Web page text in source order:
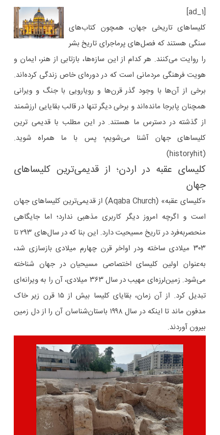
[ad_1]
کلیساهای تاریخی جهان، همچون کتاب‌های
سنگی هستند که فصل‌های پرماجرای تاریخ بشر
را روایت می‌کنند. هر کدام از این سازه‌ها، بازتابی از هنر، ایمان و
هویت فرهنگی مردمانی است که در دوره‌ای خاص زندگی کرده‌اند.
برخی از آن‌ها با وجود گذر قرن‌ها و رویارویی با جنگ و ویرانی
همچنان پابرجا مانده‌اند و برخی دیگر تنها در قالب بقایایی ارزشمند
از گذشته در دسترس ما هستند. در این مطلب با قدیمی ترین
کلیساهای جهان آشنا می‌شویم؛ پس با ما همراه شوید.
(historyhit)
کلیسای عقبه در اردن؛ از قدیمی‌ترین کلیساهای
جهان
«کلیسای عقبه» (Aqaba Church) از قدیمی‌ترین کلیساهای جهان
است و اگرچه امروز دیگر کاربری مذهبی ندارد؛ اما جایگاهی
منحصربه‌فرد در تاریخ مسیحیت دارد. این بنا که در سال‌های ۲۹۳ تا
۳۰۳ میلادی ساخته ودر اواخر قرن چهارم میلادی بازسازی شد،
به‌عنوان اولین کلیسای اختصاصی مسیحیان در جهان شناخته
می‌شود. زمین‌لرزه‌ای مهیب در سال ۳۶۳ میلادی، آن را به ویرانه‌ای
تبدیل کرد. از آن زمان، بقایای کلیسا بیش از ۱۵ قرن زیر خاک
مدفون ماند تا اینکه در سال ۱۹۹۸ باستان‌شناسان آن را از دل زمین
بیرون آوردند.